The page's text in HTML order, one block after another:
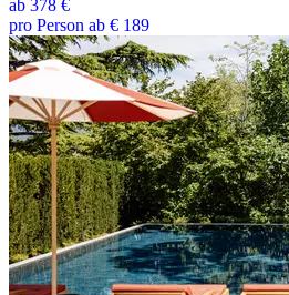
ab 378 €
pro Person ab € 189